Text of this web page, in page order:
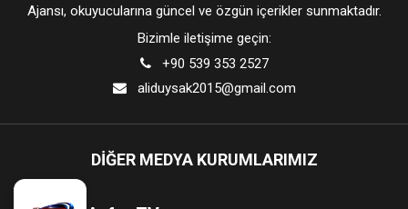
Ajansı, okuyucularına güncel ve özgün içerikler sunmaktadır.
Bizimle iletişime geçin:
+90 539 353 2527
aliduysak2015@gmail.com
DIĞER MEDYA KURUMLARIMIZ